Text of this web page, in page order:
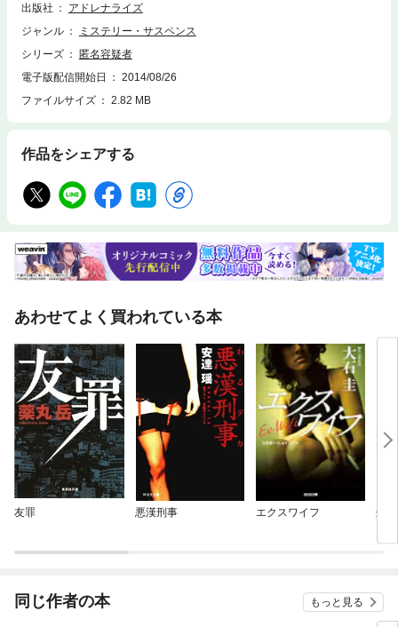
長野県生まれ。青山学院大学卒。旅行会社、商社のOLを経て、88年に作
家デビュー。『最後の晩餐』『意地悪な食卓』（角川ホラー文庫）、『手
『正当防衛』『匿名容疑者』『生死不明』『トライアングル』はテレビド
ラマ化、『ふたたびの加奈子』は『桜、ふたたびの加奈子』として映画化
出版社
アドレナライズ
ジャンル
ミステリー・サスペンス
シリーズ
匿名容疑者
電子版配信開始日
2014/08/26
ファイルサイズ
2.82 MB
作品をシェアする
あわせてよく買われている本
友罪 悪漢刑事 エクスワイフ 処
同じ作者の本 もっと見る